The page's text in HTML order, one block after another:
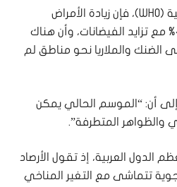
ووفقا لوزارة الصحة العالمية (WHO)، فإن زيادة الأمراض
المنقولة بالمياه بنسبة 40% مع تزايد الفيضانات، وأن هناك
والملاريا نحو مناطق لم
إلى أن: “الموسم الحالي يمكن
والظواهر المتطرفة”.
العربية، إذ تقول الأرصاد
تتماشى مع التغير المناخي